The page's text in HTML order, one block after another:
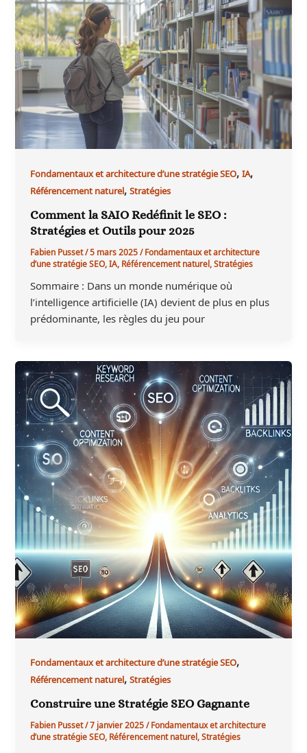
Fondamentaux et architecture d’une stratégie SEO,IA,
Référencement naturel,Stratégies
Comment la SAIO Redéfinit le SEO :
Stratégies et Outils pour 2025
Fabien Pusset/5 mars 2025/Fondamentaux et architecture
d’une stratégie SEO,IA,Référencement naturel,Stratégies
Sommaire : Dans un monde numérique où
l’intelligence artificielle (IA) devient de plus en plus
prédominante, les règles du jeu pour
Fondamentaux et architecture d’une stratégie SEO,
Référencement naturel,Stratégies
Construire une Stratégie SEO Gagnante
Fabien Pusset/7 janvier 2025/Fondamentaux et architecture
d’une stratégie SEO,Référencement naturel,Stratégies